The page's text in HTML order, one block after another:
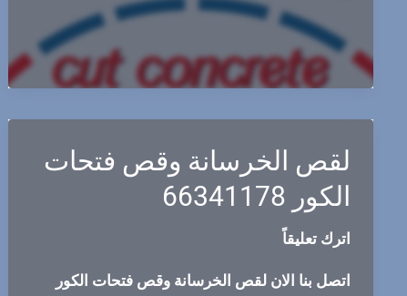
66341178
لقص الخرسانة وقص فتحات
الكور 66341178
اترك تعليقاً
اتصل بنا الان لقص الخرسانة وقص فتحات الكور